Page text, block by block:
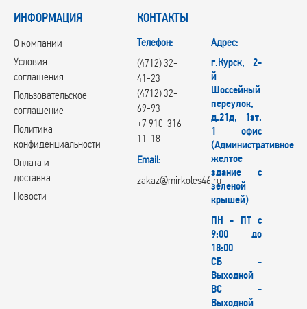
ИНФОРМАЦИЯ
О компании
Условия
соглашения
Пользовательское
соглашение
Политика
конфиденциальности
Оплата и
доставка
Новости
КОНТАКТЫ
Телефон:
(4712) 32-
41-23
(4712) 32-
69-93
+7 910-316-
11-18
Email:
zakaz@mirkoles46.ru
Адрес:
г.Курск, 2-
й
Шоссейный
переулок,
д.21д, 1эт.
1 офис
(Административное
желтое
здание с
зеленой
крышей)
ПН - ПТ с
9:00 до
18:00
СБ -
Выходной
ВС -
Выходной